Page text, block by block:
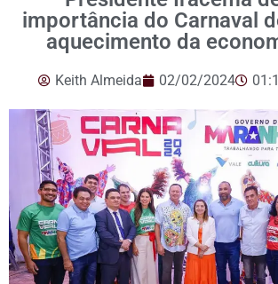
importância do Carnaval
aquecimento da
Keith Almeida 02/02/2024